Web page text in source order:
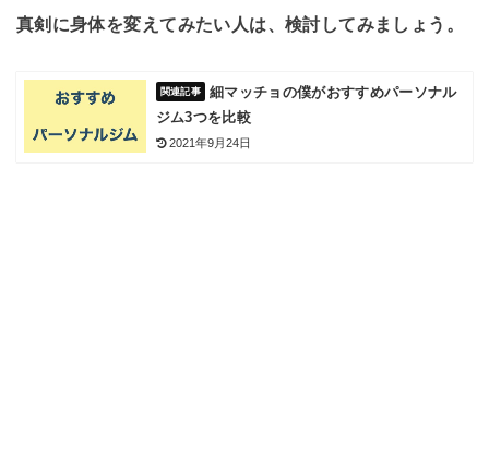
真剣に身体を変えてみたい人は、検討してみましょう。
細マッチョの僕がおすすめパーソナル
ジム3つを比較
2021年9月24日